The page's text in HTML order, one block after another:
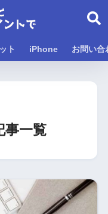
ト iPhone お問い合
事一覧